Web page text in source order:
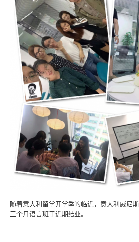
随着意大利留学开学季的临近，意大利威尼
三个月语言班于近期结业。